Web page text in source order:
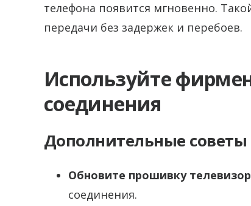
телефона появится мгновенно.
передачи без задержек и перебоев.
Используйте
соединения
Дополнительные
Обновите прошивку
соединения.